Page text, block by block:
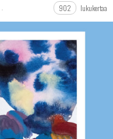
902 lukukertaa